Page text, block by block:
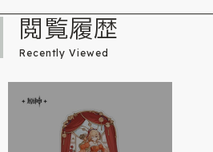
閲覧履歴
Recently Viewed